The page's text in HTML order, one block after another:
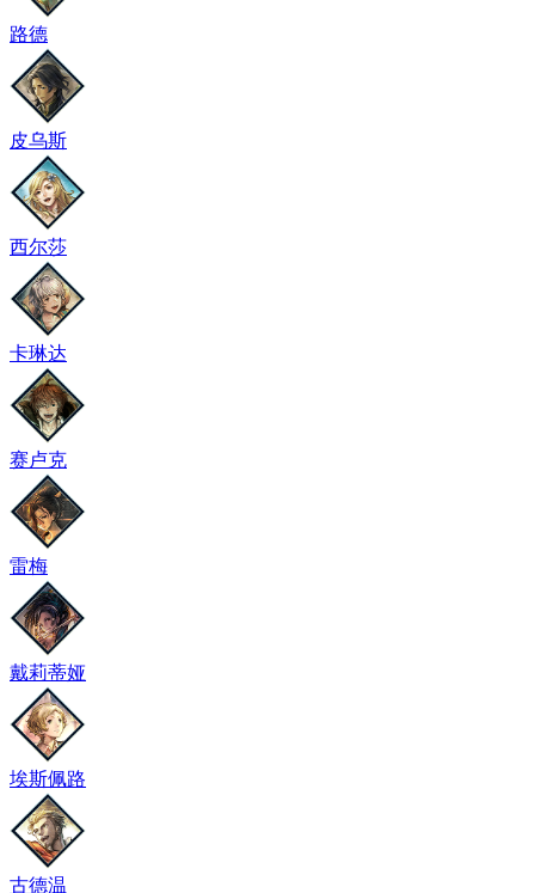
路德
皮乌斯
西尔莎
卡琳达
赛卢克
雷梅
戴莉蒂娅
埃斯佩路
古德温